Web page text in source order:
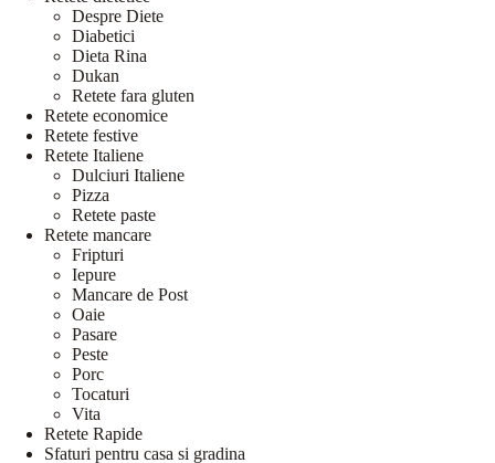
Despre Diete
Diabetici
Dieta Rina
Dukan
Retete fara gluten
Retete economice
Retete festive
Retete Italiene
Dulciuri Italiene
Pizza
Retete paste
Retete mancare
Fripturi
Iepure
Mancare de Post
Oaie
Pasare
Peste
Porc
Tocaturi
Vita
Retete Rapide
Sfaturi pentru casa si gradina